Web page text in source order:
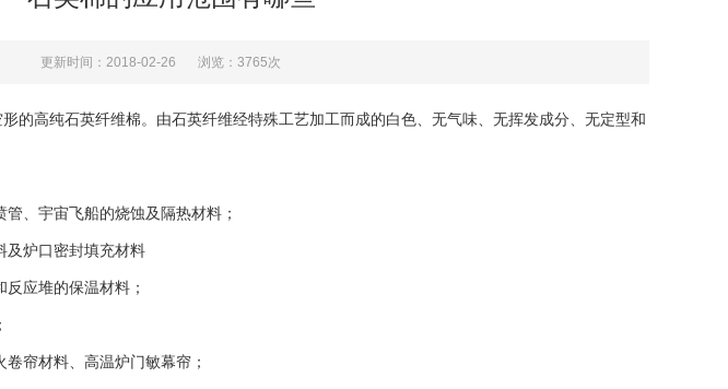
更新时间：2018-02-26 浏览：3765次
的高纯石英纤维棉。由石英纤维经特殊工艺加工而成的白色、无气味、无挥发成分、无定型和
、宇宙飞船的烧蚀及隔热材料；
炉口密封填充材料
应堆的保温材料；
帘材料、高温炉门敏幕帘；